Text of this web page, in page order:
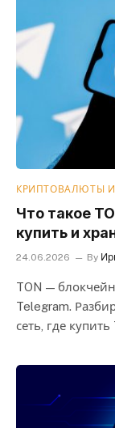
КРИПТОВАЛЮТЫ
Что такое
купить и
24.06.2026 By
TON —
Telegram.
сеть, где